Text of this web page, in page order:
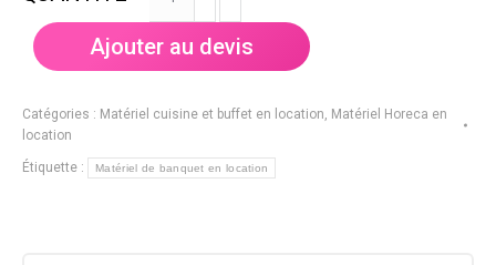
de
-
acier
Ajouter au devis
Catégories : Matériel cuisine et buffet en location Matériel Horeca en
location
Étiquette : Matériel de banquet en location